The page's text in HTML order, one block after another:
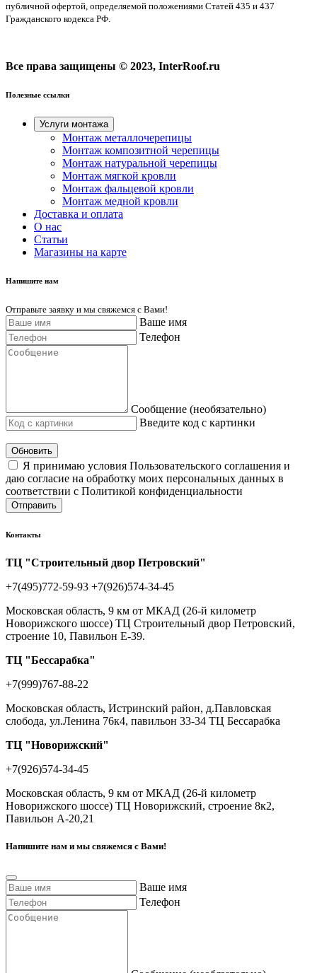
публичной офертой, определяемой положениями Статей 435 и 437
Гражданского кодекса РФ.
Все права защищены © 2023, InterRoof.ru
Полезные ссылки
Услуги монтажа
Монтаж металлочерепицы
Монтаж композитной черепицы
Монтаж натуральной черепицы
Монтаж мягкой кровли
Монтаж фальцевой кровли
Монтаж медной кровли
Доставка и оплата
О нас
Cтатьи
Магазины на карте
Напишите нам
Отправьте заявку и мы свяжемся с Вами!
Ваше имя
Телефон
Сообщение (необязательно)
Введите код с картинки
Обновить
Я принимаю условия Пользовательского соглашения и
даю согласие на обработку моих персональных данных в
соответствии с Политикой конфиденциальности
Отправить
Контакты
ТЦ "Строительный двор Петровский"
+7(495)772-59-93 +7(926)574-34-45
Московская область, 9 км от МКАД (26-й километр
Новорижского шоссе) ТЦ Строительный двор Петровский,
строение 10, Павильон Е-39.
ТЦ "Бессарабка"
+7(999)767-88-22
Московская область, Истринский район, д.Павловская
слобода, ул.Ленина 76к4, павильон 33-34 ТЦ Бессарабка
ТЦ "Новорижский"
+7(926)574-34-45
Московская область, 9 км от МКАД (26-й километр
Новорижского шоссе) ТЦ Новорижский, строение 8к2,
Павильон А-20,21
Напишите нам и мы свяжемся с Вами!
Ваше имя
Телефон